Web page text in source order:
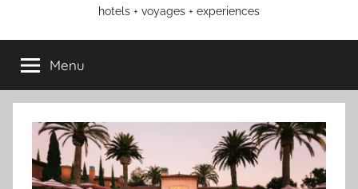
hotels + voyages + experiences
Menu